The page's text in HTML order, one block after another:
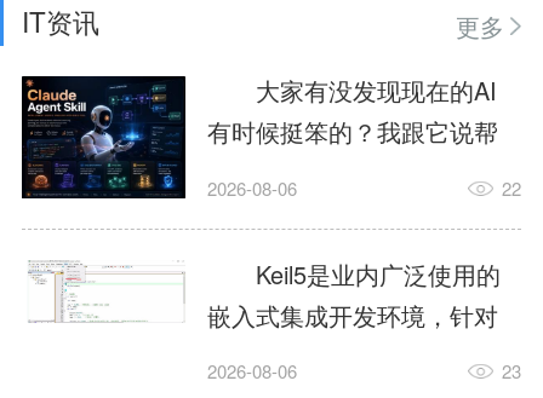
IT资讯
更多
大家有没发现现在的AI
有时候挺笨的？我跟它说帮
我订个明天早上的闹钟，它
这样？因为AI，就是个只会
耍嘴皮子的书呆子。它脑子
里有海量知识，但没有真正
激发出来实力。而
2026-08-06 22
Keil5是业内广泛使用的
嵌入式集成开发环境，针对
ARM、51内核单片机提供编
2026-08-06 23